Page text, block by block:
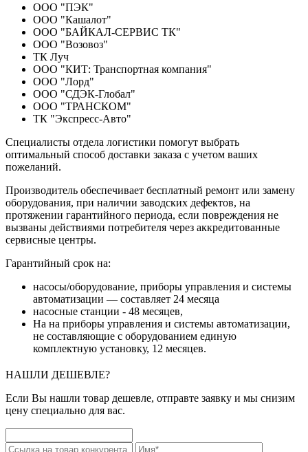
ООО "ПЭК"
ООО "Кашалот"
ООО "БАЙКАЛ-СЕРВИС ТК"
ООО "Возовоз"
ТК Луч
ООО "КИТ: Транспортная компания"
ООО "Лорд"
ООО "СДЭК-Глобал"
ООО "ТРАНСКОМ"
ТК "Экспресс-Авто"
Специалисты отдела логистики помогут выбрать
оптимальный способ доставки заказа с учетом ваших
пожеланий.
Производитель обеспечивает бесплатный ремонт или замену
оборудования, при наличии заводских дефектов, на
протяжении гарантийного периода, если повреждения не
вызваны действиями потребителя через аккредитованные
сервисные центры.
Гарантийный срок на:
насосы/оборудование, приборы управления и системы
автоматизации — составляет 24 месяца
насосные станции - 48 месяцев,
На на приборы управления и системы автоматизации,
не составляющие с оборудованием единую
комплектную установку, 12 месяцев.
НАШЛИ ДЕШЕВЛЕ?
Если Вы нашли товар дешевле, отправте заявку и мы снизим
цену специально для вас.